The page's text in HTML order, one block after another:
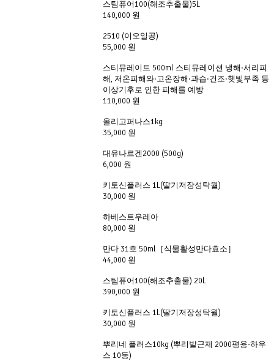
스팀퓨어100(해조추출물)5L
140,000 원
2510 (이오일공)
55,000 원
스티뮤레이트 500ml 스티뮤레이션 냉해·서리피
해, 저온피해와·고온장해·과습·건조·햇빛부족 등
이상기후로 인한 피해를 예방
110,000 원
올리고퍼나스1kg
35,000 원
대유나르겐2000 (500g)
6,000 원
키토신플러스 1L(딸기저장성탁월)
30,000 원
하베스트우레아
80,000 원
만다 31호 50ml［식물활성만다효소］
44,000 원
스팀퓨어100(해조추출물) 20L
390,000 원
키토신플러스 1L(딸기저장성탁월)
30,000 원
뿌리네 플러스10kg (뿌리발근제 2000평용-하우
스 10동)